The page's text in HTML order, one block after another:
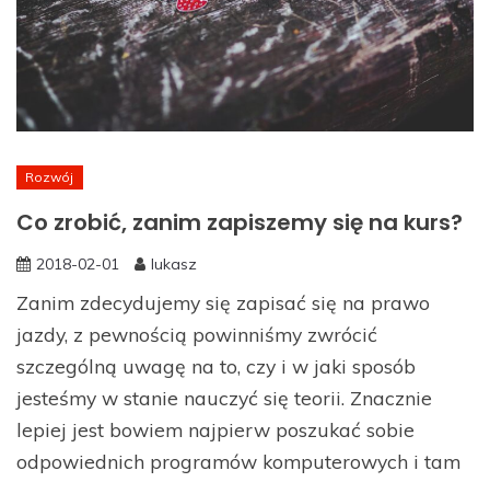
Rozwój
Co zrobić, zanim zapiszemy się na kurs?
2018-02-01 lukasz
Zanim zdecydujemy się zapisać się na prawo
jazdy, z pewnością powinniśmy zwrócić
szczególną uwagę na to, czy i w jaki sposób
jesteśmy w stanie nauczyć się teorii. Znacznie
lepiej jest bowiem najpierw poszukać sobie
odpowiednich programów komputerowych i tam